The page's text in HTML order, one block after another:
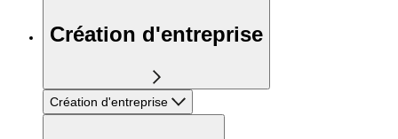
Création d'entreprise
Création d'entreprise